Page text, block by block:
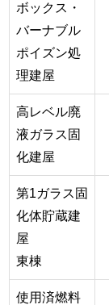
ボックス・
バーナブル
ポイズン処
理建屋
高レベル廃
液ガラス固
化建屋
第1ガラス固
化体貯蔵建
屋
東棟
使用済燃料